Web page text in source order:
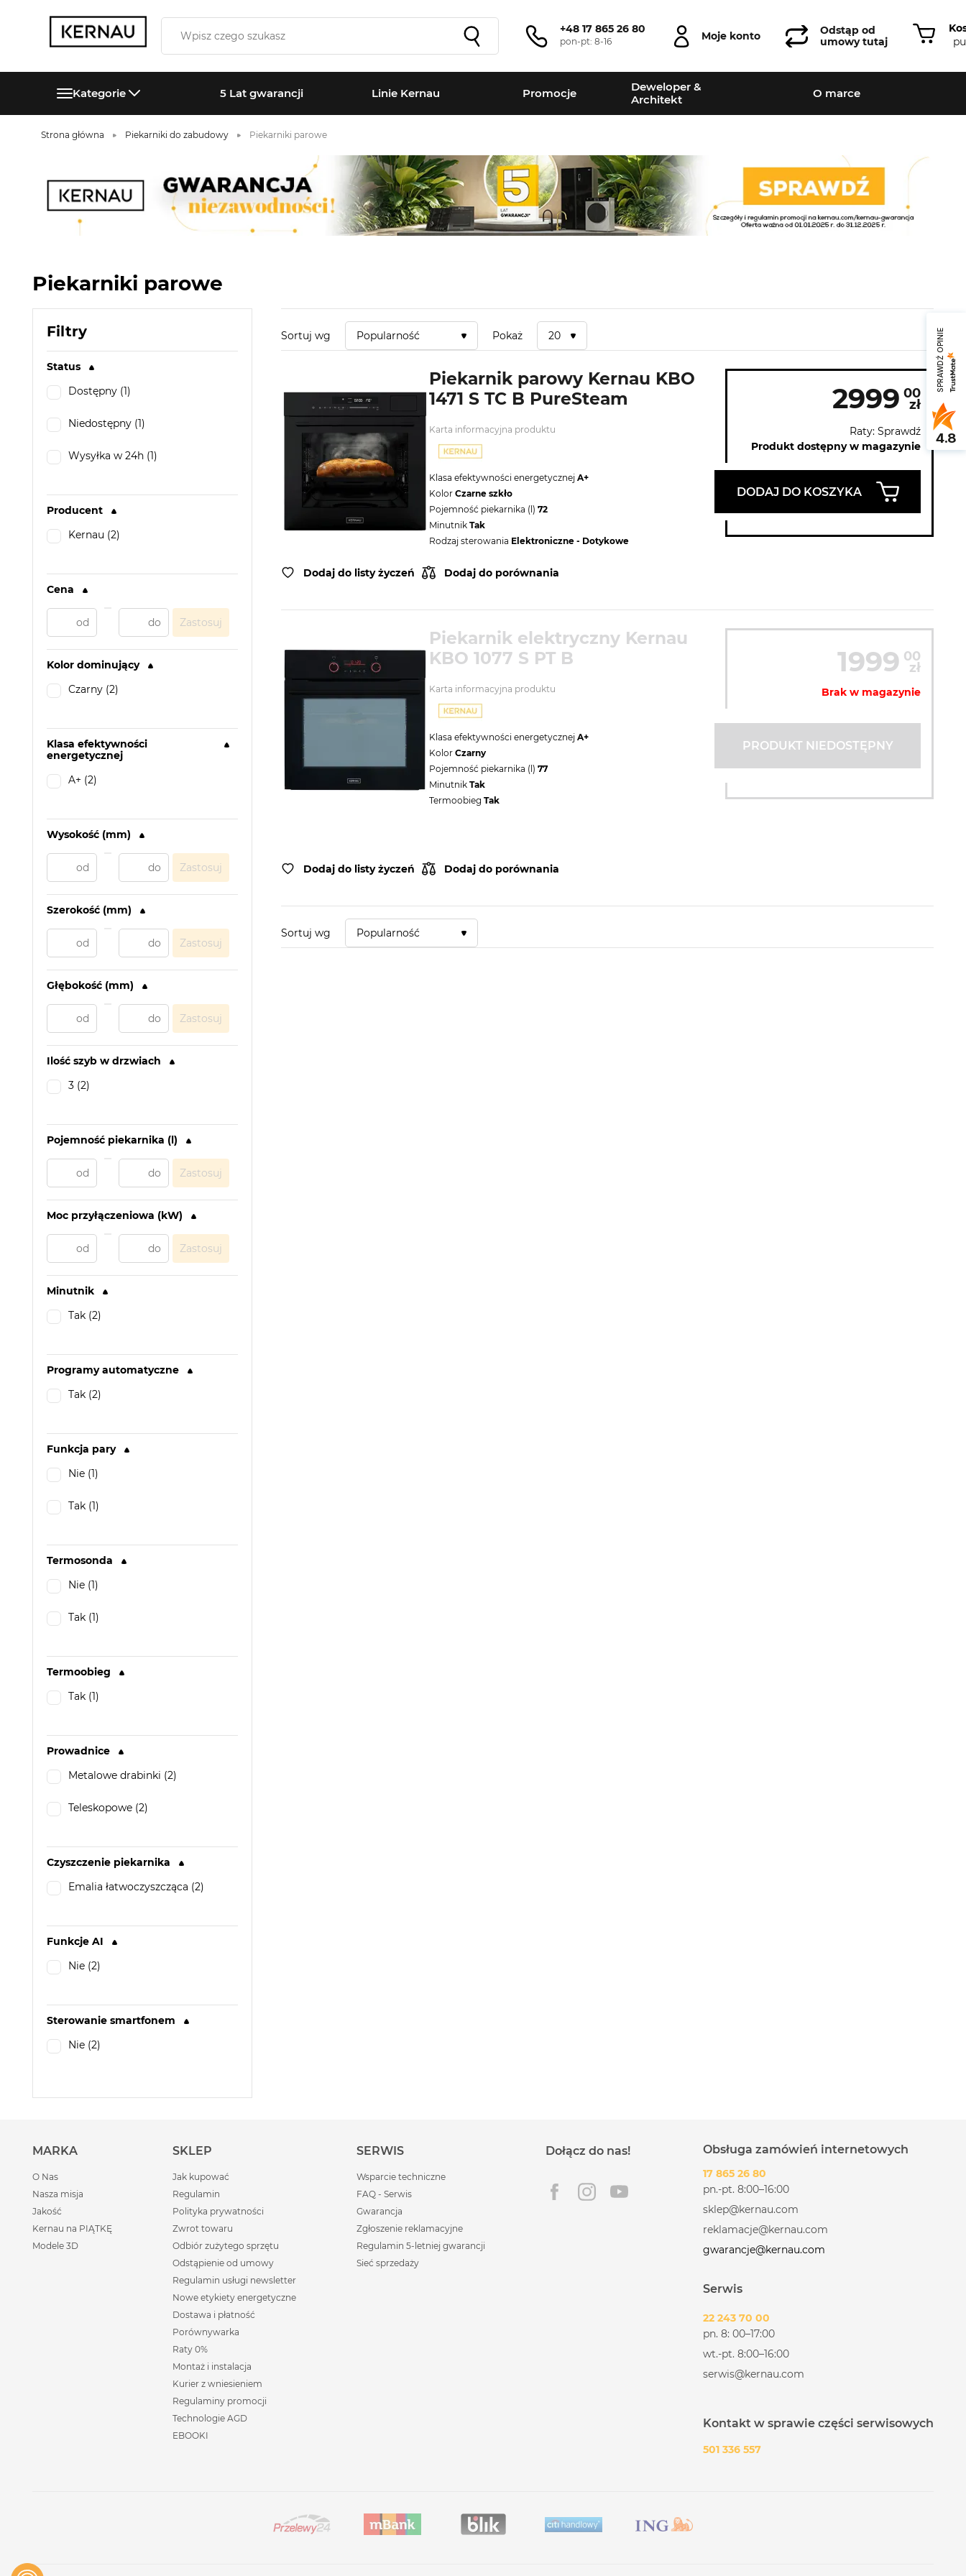
+48 17 865 26 80
pon-pt: 8-16 Moje konto
Odstąp od
umowy tutaj
Kategorie 5 Lat gwarancji Linie Kernau Promocje
Deweloper &
Architekt
O marce
Strona główna Piekarniki do zabudowy Piekarniki parowe
Piekarniki parowe
Filtry
Status
Dostępny (1)
Niedostępny (1)
Wysyłka w 24h (1)
Producent
Kernau (2)
Cena
Zastosuj
Kolor dominujący
Czarny (2)
Klasa efektywności
energetycznej
A+ (2)
Wysokość (mm)
Zastosuj
Szerokość (mm)
Zastosuj
Głębokość (mm)
Zastosuj
Ilość szyb w drzwiach
3 (2)
Pojemność piekarnika (l)
Zastosuj
Moc przyłączeniowa (kW)
Zastosuj
Minutnik
Tak (2)
Programy automatyczne
Tak (2)
Funkcja pary
Nie (1)
Tak (1)
Termosonda
Nie (1)
Tak (1)
Termoobieg
Tak (1)
Prowadnice
Metalowe drabinki (2)
Teleskopowe (2)
Czyszczenie piekarnika
Emalia łatwoczyszcząca (2)
Funkcje AI
Nie (2)
Sterowanie smartfonem
Nie (2)
Sortuj wg Popularność Pokaż 20
Piekarnik parowy Kernau KBO
1471 S TC B PureSteam
Karta informacyjna produktu
Klasa efektywności energetycznej A+
Kolor Czarne szkło
Pojemność piekarnika (l) 72
Minutnik Tak
Rodzaj sterowania Elektroniczne - Dotykowe
Dodaj do listy życzeń Dodaj do porównania
2999 00
zł
Raty: Sprawdź
Produkt dostępny w magazynie
DODAJ DO KOSZYKA
Piekarnik elektryczny Kernau
KBO 1077 S PT B
Karta informacyjna produktu
Klasa efektywności energetycznej A+
Kolor Czarny
Pojemność piekarnika (l) 77
Minutnik Tak
Termoobieg Tak
Dodaj do listy życzeń Dodaj do porównania
1999 00
zł
Brak w magazynie
PRODUKT NIEDOSTĘPNY
Sortuj wg Popularność
MARKA
O Nas
Nasza misja
Jakość
Kernau na PIĄTKĘ
Modele 3D
SKLEP
Jak kupować
Regulamin
Polityka prywatności
Zwrot towaru
Odbiór zużytego sprzętu
Odstąpienie od umowy
Regulamin usługi newsletter
Nowe etykiety energetyczne
Dostawa i płatność
Porównywarka
Raty 0%
Montaż i instalacja
Kurier z wniesieniem
Regulaminy promocji
Technologie AGD
EBOOKI
SERWIS
Wsparcie techniczne
FAQ - Serwis
Gwarancja
Zgłoszenie reklamacyjne
Regulamin 5-letniej gwarancji
Sieć sprzedaży
Dołącz do nas! Obsługa zamówień internetowych
17 865 26 80
pn.-pt. 8:00–16:00
sklep@kernau.com
reklamacje@kernau.com
gwarancje@kernau.com
Serwis
22 243 70 00
pn. 8: 00–17:00
wt.-pt. 8:00–16:00
serwis@kernau.com
Kontakt w sprawie części serwisowych
501 336 557
SPRAWDŹ OPINIE
4.8